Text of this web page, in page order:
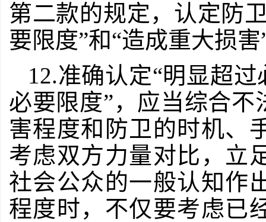
第二款的规定，认定防
要限度”和“造成重大损
12.准确认定“明显超
必要限度”，应当综合
害程度和防卫的时机、
考虑双方力量对比，立
社会公众的一般认知作
程度时，不仅要考虑已